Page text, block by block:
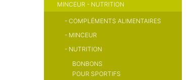
MINCEUR - NUTRITION
- COMPLÉMENTS ALIMENTAIRES
- MINCEUR
- NUTRITION
BONBONS
POUR SPORTIFS